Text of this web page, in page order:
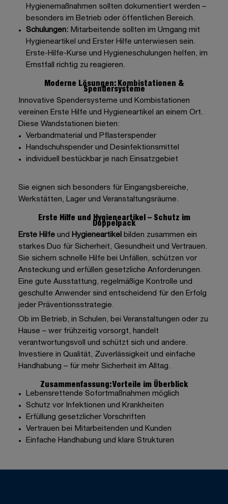
Hygienemaßnahmen sollten dokumentiert werden –
besonders im Betrieb oder öffentlichen Bereich.
Schulungen: Mitarbeitende sollten im Umgang mit
Hygieneartikel und Erster Hilfe unterwiesen sein.
Erste-Hilfe-Kurse und Hygieneschulungen helfen, im
Ernstfall richtig zu reagieren.
Moderne Lösungen: Kombistationen &
Spendersysteme
Innovative Spendersysteme und Kombistationen
vereinen Erste Hilfe und Hygieneartikel an einem Ort.
Diese Wandstationen bieten:
Verbandmaterial und Pflasterspender
Handschuhspender und Desinfektionsmittel
individuell bestückbar je nach Einsatzgebiet
Sie eignen sich besonders für Eingangsbereiche,
Werkstätten, Lager und Veranstaltungsräume.
Erste Hilfe und Hygieneartikel – Schutz im
Doppelpack
Erste Hilfe und Hygieneartikel bilden zusammen ein
starkes Duo für Sicherheit, Gesundheit und Vertrauen.
Sie sichern schnelle Hilfe bei Unfällen, schützen vor
Ansteckung und erfüllen gesetzliche Anforderungen.
Eine gute Ausstattung, regelmäßige Kontrolle und
geschulte Anwender sind entscheidend für den Erfolg
jeder Präventionsstrategie.
Ob im Betrieb, in Schulen, bei Veranstaltungen oder zu
Hause – wer frühzeitig vorsorgt, handelt
verantwortungsvoll und schützt sich und andere.
Investiere in Qualität, Zuverlässigkeit und einfache
Handhabung – für mehr Sicherheit im Alltag.
Zusammenfassung: Vorteile im Überblick
Lebensrettende Sofortmaßnahmen möglich
Schutz vor Infektionen und Krankheiten
Erfüllung gesetzlicher Vorschriften
Vertrauen bei Mitarbeitenden und Kunden
Einfache Handhabung und klare Strukturen